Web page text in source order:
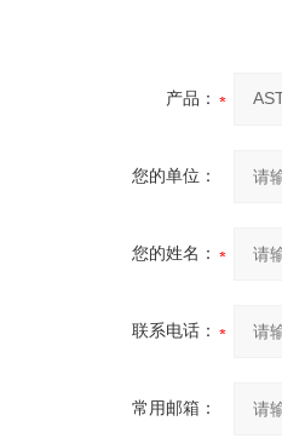
产品：
您的单位：
您的姓名：
联系电话：
常用邮箱：